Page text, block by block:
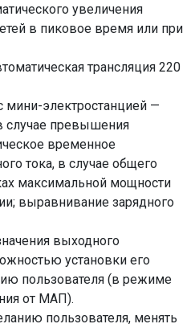
увеличения
в пиковое время или при
трансляция 220
мини-электростанцией —
случае превышения
временное
тока, в случае общего
максимальной мощности
выравнивание зарядного
выходного
установки его
пользователя (в режиме
от МАП).
пользователя, менять